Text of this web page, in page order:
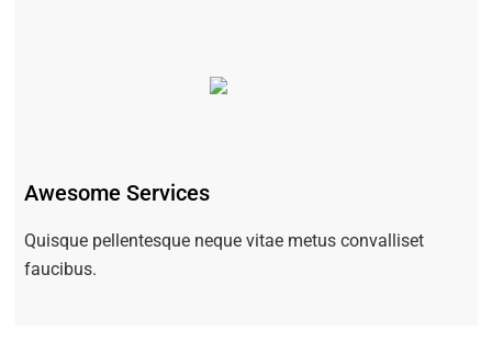
Awesome Services
Quisque pellentesque neque vitae metus convalliset
faucibus.